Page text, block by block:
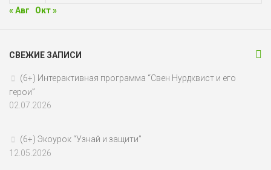
« Авг
Окт »
СВЕЖИЕ ЗАПИСИ
(6+) Интерактивная программа “Свен Нурдквист и его
герои”
02.07.2026
(6+) Экоурок “Узнай и защити”
12.05.2026